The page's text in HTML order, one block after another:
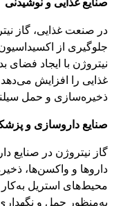
صنایع غذایی و نوشیدنی
در صنعت غذایی، گاز
جلوگیری از
نیتروژن با ایجاد فضای
غذایی را افزایش
ذخیره‌سازی و حمل
صنایع داروسازی و
گاز نیتروژن در
داروها و واکسن‌ها،
محیط‌های استریل
به‌منظور حمل و